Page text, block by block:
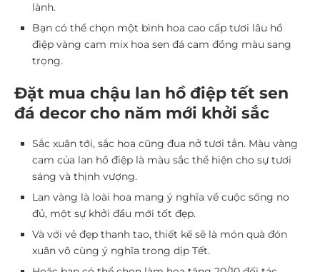
lành.
Bạn có thể chọn một bình hoa cao cấp tươi lâu hồ
điệp vàng cam mix hoa sen đá cam đồng màu sang
trọng.
Đặt mua chậu lan hồ điệp tết sen
đá decor cho năm mới khởi sắc
Sắc xuân tới, sắc hoa cũng đua nở tươi tắn. Màu vàng
cam của lan hồ điệp là màu sắc thể hiện cho sự tươi
sáng và thịnh vượng.
Lan vàng là loài hoa mang ý nghĩa về cuộc sống no
đủ, một sự khởi đầu mới tốt đẹp.
Và với vẻ đẹp thanh tao, thiết kế sẽ là món quà đón
xuân vô cùng ý nghĩa trong dịp Tết.